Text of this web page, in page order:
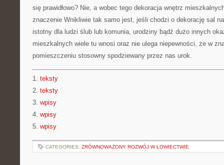
się prawidłowo? Nie, a wobec tego dekoracja wnętrz
znaczenie Wnikliwie tak samo jest, jeśli chodzi o dekorację sal
istotny dla ludzi ślub lub komunia, urodziny bądź dużo innych
mieszkalnych wiele tu wnosi oraz nie ulega niepewności, że w
pomieszczeniu stosowny spodziewany przez nas urok.
1. teksty
2. teksty
3. wpisy
4. wpisy
5. wpisy
CATEGORIES: ZRÓWNOWAŻONY ROZWÓJ W ŁOWIECTWIE